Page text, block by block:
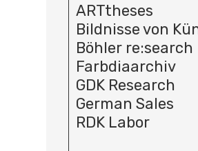
ARTtheses
Bildnisse von
Böhler re:search
Farbdiaarchiv
GDK Research
German Sales
RDK Labor